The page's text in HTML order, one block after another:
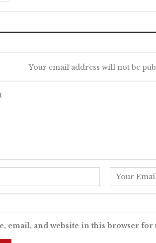
Your email address will not be
email, and website in this browser